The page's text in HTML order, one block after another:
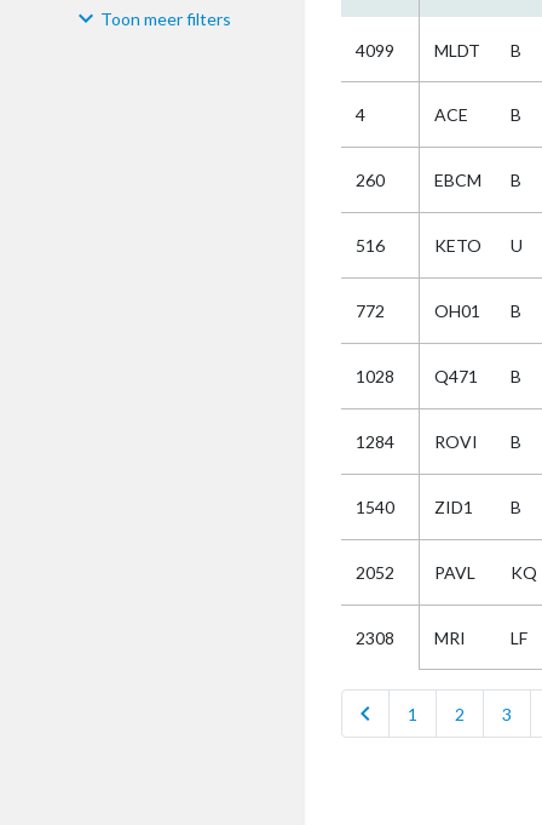
Materiaal Toon meer filters
4099 MLDT B
4 ACE B
260 EBCM B
516 KETO U
772 OH01 B
1028 Q471 B
1284 ROVI B
1540 ZID1 B
2052 PAVL KQ
2308 MRI LF
chevron_left 1 2 3